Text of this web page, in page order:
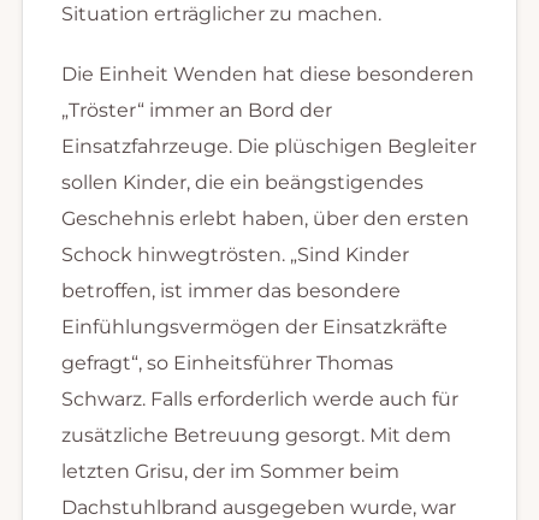
Situation erträglicher zu machen.
Die Einheit Wenden hat diese besonderen
„Tröster“ immer an Bord der
Einsatzfahrzeuge. Die plüschigen Begleiter
sollen Kinder, die ein beängstigendes
Geschehnis erlebt haben, über den ersten
Schock hinwegtrösten. „Sind Kinder
betroffen, ist immer das besondere
Einfühlungsvermögen der Einsatzkräfte
gefragt“, so Einheitsführer Thomas
Schwarz. Falls erforderlich werde auch für
zusätzliche Betreuung gesorgt. Mit dem
letzten Grisu, der im Sommer beim
Dachstuhlbrand ausgegeben wurde, war